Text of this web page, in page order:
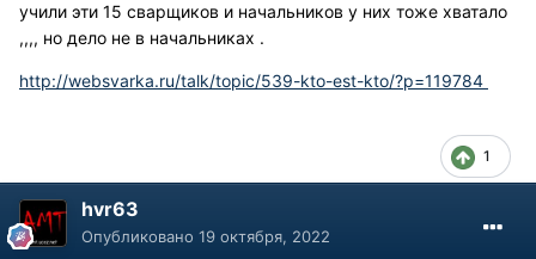
учили эти 15 сварщиков и начальников у них тоже хватало
,,,, но дело не в начальниках .
http://websvarka.ru/talk/topic/539-kto-est-kto/?p=119784
1
hvr63
Опубликовано 19 октября, 2022